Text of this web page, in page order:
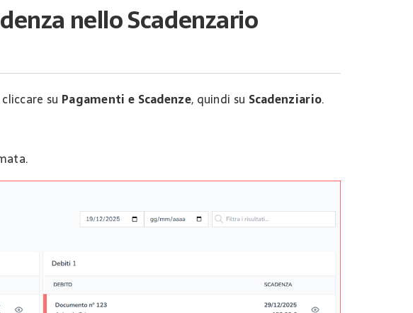
nello Scadenzario
su Pagamenti e Scadenze, quindi su Scadenziario.